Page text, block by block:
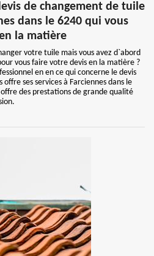
de changement de tuile
dans le 6240 qui vous
la matière
votre tuile mais vous avez d`abord
vous faire votre devis en la matière ?
en en ce qui concerne le devis
ses services à Farciennes dans le
des prestations de grande qualité